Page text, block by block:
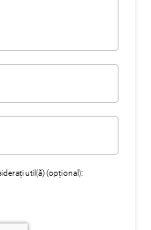
util(ă) (opțional):